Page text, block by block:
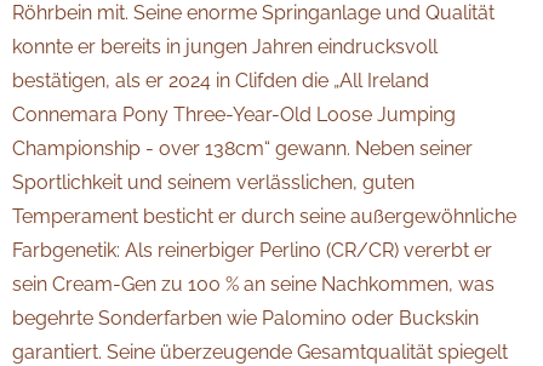
Röhrbein mit. Seine enorme Springanlage und Qualität
konnte er bereits in jungen Jahren eindrucksvoll
bestätigen, als er 2024 in Clifden die „All Ireland
Connemara Pony Three-Year-Old Loose Jumping
Championship - over 138cm“ gewann. Neben seiner
Sportlichkeit und seinem verlässlichen, guten
Temperament besticht er durch seine außergewöhnliche
Farbgenetik: Als reinerbiger Perlino (CR/CR) vererbt er
sein Cream-Gen zu 100 % an seine Nachkommen, was
begehrte Sonderfarben wie Palomino oder Buckskin
garantiert. Seine überzeugende Gesamtqualität spiegelt